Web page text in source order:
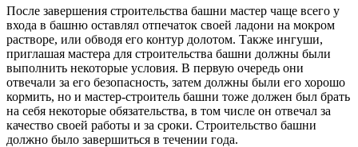
После завершения строительства башни мастер чаще всего у
входа в башню оставлял отпечаток своей ладони на мокром
растворе, или обводя его контур долотом. Также ингуши,
приглашая мастера для строительства башни должны были
выполнить некоторые условия. В первую очередь они
отвечали за его безопасность, затем должны были его хорошо
кормить, но и мастер-строитель башни тоже должен был брать
на себя некоторые обязательства, в том числе он отвечал за
качество своей работы и за сроки. Строительство башни
должно было завершиться в течении года.